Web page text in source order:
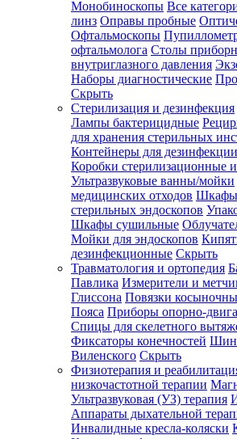
Монобиноскопы Все
линз Оправы пробные
Офтальмоскопы
офтальмолога Столы
внутриглазного давления
Наборы диагностические
Скрыть
Стерилизация и дезинфекция
Лампы бактерицидные
для хранения стерильных
Контейнеры для дезинфекции
Коробки стерилизационные
Ультразвуковые ванны/мойки
медицинских отходов Шкафы
стерильных эндоскопов
Шкафы сушильные
Мойки для эндоскопов
дезинфекционные Скрыть
Травматология и ортопедия
Павлика Измерители и
Глиссона Повязки
Пояса Приборы опорно-
Спицы для скелетного
Фиксаторы конечностей
Виленского Скрыть
Физиотерапия и
низкочастотной терапии
Ультразвуковая (УЗ) терапия
Аппараты дыхательной
Инвалидные кресла-коляски